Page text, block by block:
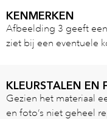
KENMERKEN
Afbeelding 3 geeft
ziet bij een eventuele
KLEURSTALEN EN
Gezien het materiaal
en foto’s niet geheel